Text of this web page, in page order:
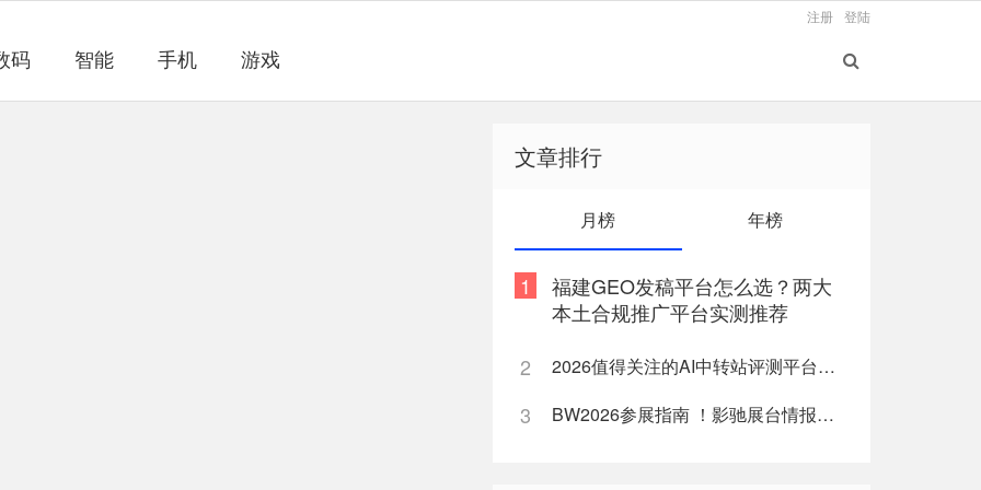
登陆
注册
码 智能 手机 游戏
文章排行
月榜 年榜
1
福建GEO发稿平台怎么选？两大
本土合规推广平台实测推荐
2
2026值得关注的AI中转站评测平台盘点
3 BW2026参展指南 ！影驰展台情报全公开